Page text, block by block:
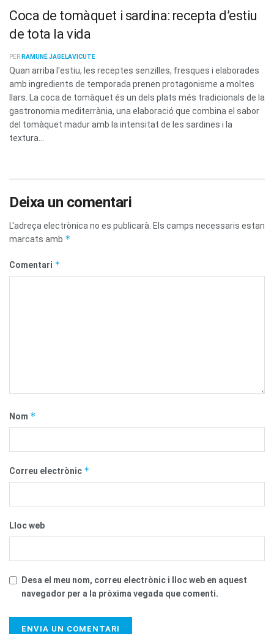
Coca de tomàquet i sardina: recepta d’estiu
de tota la vida
PER RAMUNÉ JAGELAVICUTE
Quan arriba l'estiu, les receptes senzilles, fresques i elaborades
amb ingredients de temporada prenen protagonisme a moltes
llars. La coca de tomàquet és un dels plats més tradicionals de la
gastronomia mediterrània, una elaboració que combina el sabor
del tomàquet madur amb la intensitat de les sardines i la
textura...
Deixa un comentari
L'adreça electrònica no es publicarà. Els camps necessaris estan
marcats amb *
Comentari *
Nom *
Correu electrònic *
Lloc web
Desa el meu nom, correu electrònic i lloc web en aquest
navegador per a la pròxima vegada que comenti.